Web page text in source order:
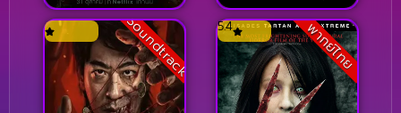
Soundtrack พากย์ไทย
5.4